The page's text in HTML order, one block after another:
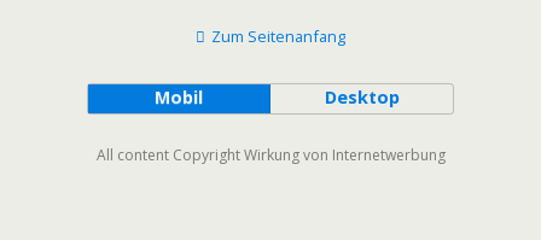
Zum Seitenanfang
Mobil Desktop
All content Copyright Wirkung von Internetwerbung